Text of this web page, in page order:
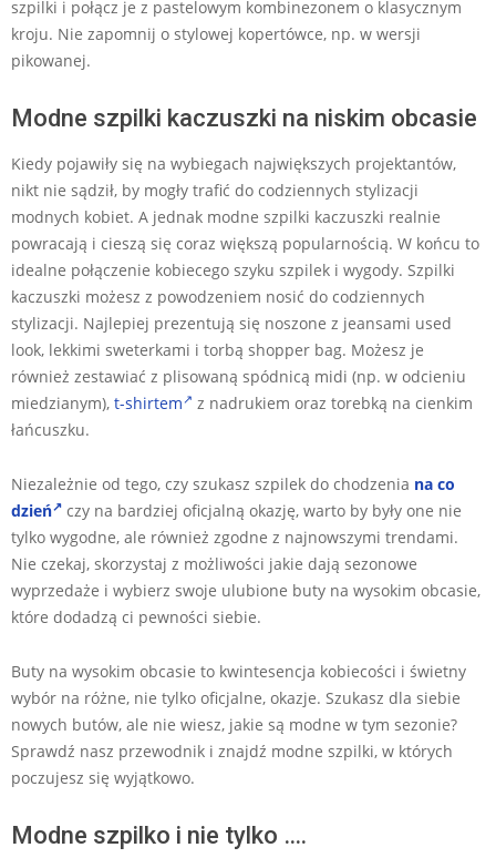
szpilki i połącz je z pastelowym kombinezonem o klasycznym
kroju. Nie zapomnij o stylowej kopertówce, np. w wersji
pikowanej.
Modne szpilki kaczuszki na niskim obcasie
Kiedy pojawiły się na wybiegach największych projektantów,
nikt nie sądził, by mogły trafić do codziennych stylizacji
modnych kobiet. A jednak modne szpilki kaczuszki realnie
powracają i cieszą się coraz większą popularnością. W końcu to
idealne połączenie kobiecego szyku szpilek i wygody. Szpilki
kaczuszki możesz z powodzeniem nosić do codziennych
stylizacji. Najlepiej prezentują się noszone z jeansami used
look, lekkimi sweterkami i torbą shopper bag. Możesz je
również zestawiać z plisowaną spódnicą midi (np. w odcieniu
miedzianym), t-shirtem
z nadrukiem oraz torebką na cienkim
łańcuszku.
Niezależnie od tego, czy szukasz szpilek do chodzenia na co
dzień
czy na bardziej oficjalną okazję, warto by były one nie
tylko wygodne, ale również zgodne z najnowszymi trendami.
Nie czekaj, skorzystaj z możliwości jakie dają sezonowe
wyprzedaże i wybierz swoje ulubione buty na wysokim obcasie,
które dodadzą ci pewności siebie.
Buty na wysokim obcasie to kwintesencja kobiecości i świetny
wybór na różne, nie tylko oficjalne, okazje. Szukasz dla siebie
nowych butów, ale nie wiesz, jakie są modne w tym sezonie?
Sprawdź nasz przewodnik i znajdź modne szpilki, w których
poczujesz się wyjątkowo.
Modne szpilko i nie tylko ….